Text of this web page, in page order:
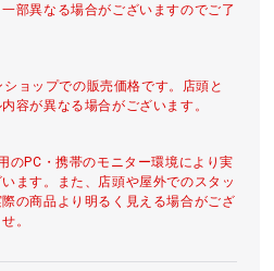
部異なる場合がございますのでご了
ョップでの販売価格です。店頭と
容が異なる場合がございます。
のPC・携帯のモニター環境により実
ます。また、店頭や屋外でのスタッ
の商品より明るく見える場合がござ
。